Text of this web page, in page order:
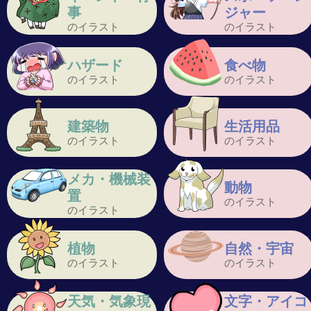
事
のイラスト
ジャー
のイラスト
ハザード
のイラスト
食べ物
のイラスト
建築物
のイラスト
生活用品
のイラスト
メカ・機械装
置
のイラスト
動物
のイラスト
植物
のイラスト
自然・宇宙
のイラスト
天気・気象現
文字・アイコ